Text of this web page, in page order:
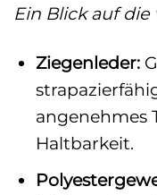
Ein Blick auf
Ziegenleder:
angenehmes
Haltbarkeit.